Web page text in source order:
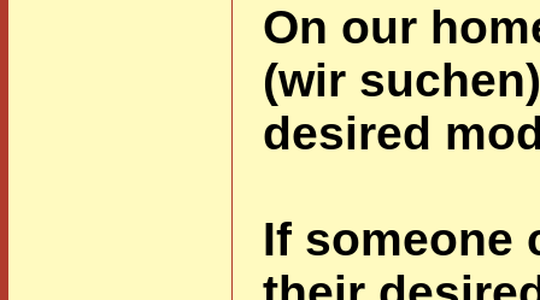
On our
(wir
desired
If someone